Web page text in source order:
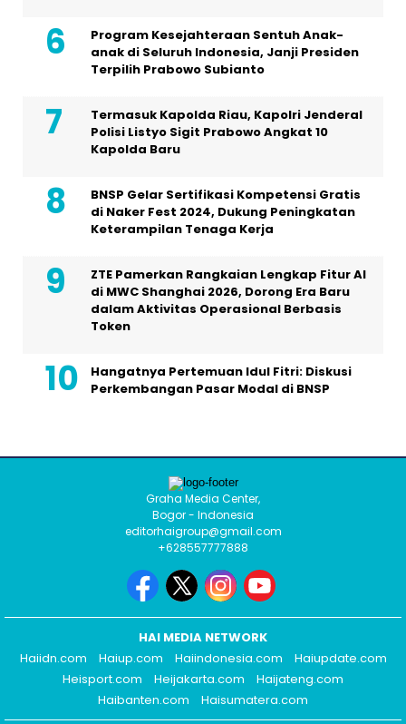
Program Kesejahteraan Sentuh Anak-
anak di Seluruh Indonesia, Janji Presiden
Terpilih Prabowo Subianto
Termasuk Kapolda Riau, Kapolri Jenderal
Polisi Listyo Sigit Prabowo Angkat 10
Kapolda Baru
BNSP Gelar Sertifikasi Kompetensi Gratis
di Naker Fest 2024, Dukung Peningkatan
Keterampilan Tenaga Kerja
ZTE Pamerkan Rangkaian Lengkap Fitur AI
di MWC Shanghai 2026, Dorong Era Baru
dalam Aktivitas Operasional Berbasis
Token
Hangatnya Pertemuan Idul Fitri: Diskusi
Perkembangan Pasar Modal di BNSP
Graha Media Center,
Bogor - Indonesia
editorhaigroup@gmail.com
+628557777888
HAI MEDIA NETWORK
Haiidn.com
Haiup.com Haiindonesia.com
Haiupdate.com
Heisport.com
Heijakarta.com
Haijateng.com
Haibanten.com
Haisumatera.com